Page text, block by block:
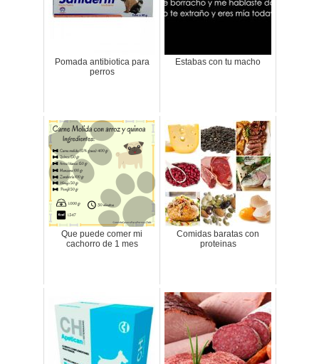
Pomada antibiotica para
perros
Estabas con tu macho
Que puede comer mi
cachorro de 1 mes
Comidas baratas con
proteinas